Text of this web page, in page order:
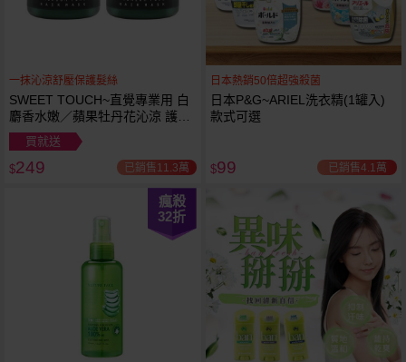
一抹沁涼舒壓保護髮絲
SWEET TOUCH~直覺專業用 白
麝香水嫩／蘋果牡丹花沁涼 護髮
膜(1000ml) 款式可選 全新包裝
買就送
$249 已銷售11.3萬
日本熱銷50倍超強殺菌
日本P&G~ARIEL洗衣精(1罐入)
款式可選
$99 已銷售4.1萬
瘋殺
32折